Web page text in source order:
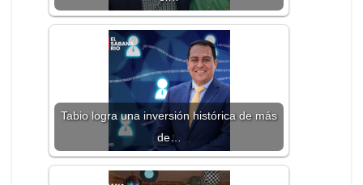
Tabio logra una inversión histórica de más
de…